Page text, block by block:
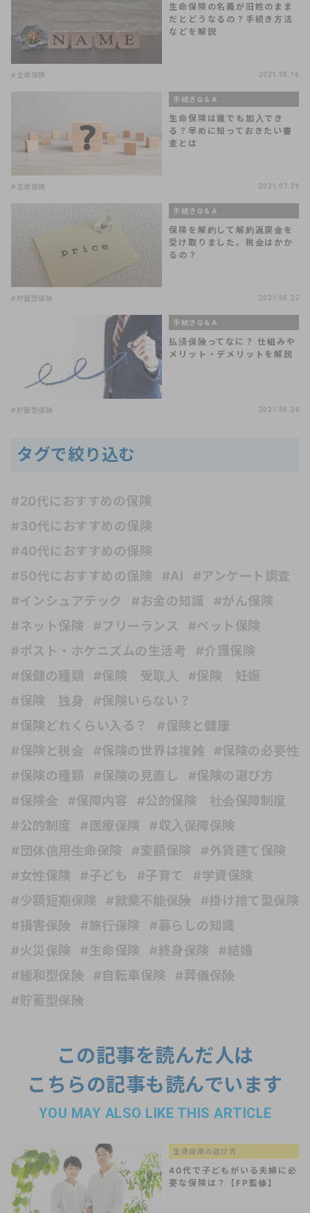
生命保険の名義が旧姓のまま
だとどうなるの？手続き方法
などを解説
#生命保険 2021.08.16
手続きQ＆A
生命保険は誰でも加入でき
る？早めに知っておきたい審
査とは
#生命保険 2021.07.29
手続きQ＆A
保険を解約して解約返戻金を
受け取りました。税金はかか
るの？
#貯蓄型保険 2021.08.22
手続きQ＆A
払済保険ってなに？ 仕組みや
メリット・デメリットを解説
#貯蓄型保険 2021.08.24
タグで絞り込む
#20代におすすめの保険
#30代におすすめの保険
#40代におすすめの保険
#50代におすすめの保険
#AI
#アンケート調査
#インシュアテック
#お金の知識
#がん保険
#ネット保険
#フリーランス
#ペット保険
#ポスト・ホケニズムの生活考
#介護保険
#保健の種類
#保険 受取人
#保険 妊娠
#保険 独身
#保険いらない？
#保険どれくらい入る？
#保険と健康
#保険と税金
#保険の世界は複雑
#保険の必要性
#保険の種類
#保険の見直し
#保険の選び方
#保険金
#保障内容
#公的保険 社会保障制度
#公的制度
#医療保険
#収入保障保険
#団体信用生命保険
#変額保険
#外貨建て保険
#女性保険
#子ども #子育て
#学資保険
#少額短期保険
#就業不能保険
#掛け捨て型保険
#損害保険
#旅行保険
#暮らしの知識
#火災保険
#生命保険 #終身保険
#結婚
#緩和型保険
#自転車保険
#葬儀保険
#貯蓄型保険
この記事を読んだ人は
こちらの記事も読んでいます
YOU MAY ALSO LIKE THIS ARTICLE
生命保険の選び方
40代で子どもがいる夫婦に必
要な保険は？【FP監修】